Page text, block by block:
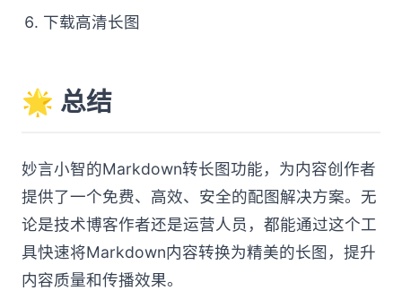
下载高清长图
🌟 总结
妙言小智的Markdown转长图功能，为内容创作者
提供了一个免费、高效、安全的配图解决方案。无
论是技术博客作者还是运营人员，都能通过这个工
具快速将Markdown内容转换为精美的长图，提升
内容质量和传播效果。